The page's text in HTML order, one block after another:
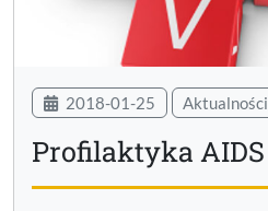
2018-01-25 Aktualności
Profilaktyka AIDS